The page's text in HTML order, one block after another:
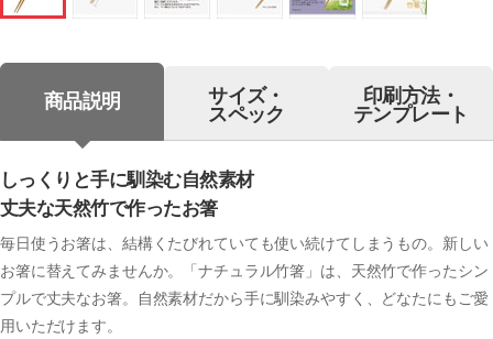
商品説明 サイズ・
スペック
印刷方法・
テンプレート
しっくりと手に馴染む自然素材
丈夫な天然竹で作ったお箸
毎日使うお箸は、結構くたびれていても使い続けてしまうもの。新しい
お箸に替えてみませんか。「ナチュラル竹箸」は、天然竹で作ったシン
プルで丈夫なお箸。自然素材だから手に馴染みやすく、どなたにもご愛
用いただけます。